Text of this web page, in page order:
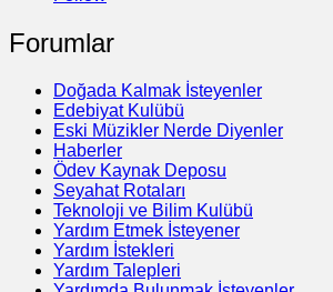
Forumlar
Doğada Kalmak İsteyenler
Edebiyat Kulübü
Eski Müzikler Nerde Diyenler
Haberler
Ödev Kaynak Deposu
Seyahat Rotaları
Teknoloji ve Bilim Kulübü
Yardım Etmek İsteyener
Yardım İstekleri
Yardım Talepleri